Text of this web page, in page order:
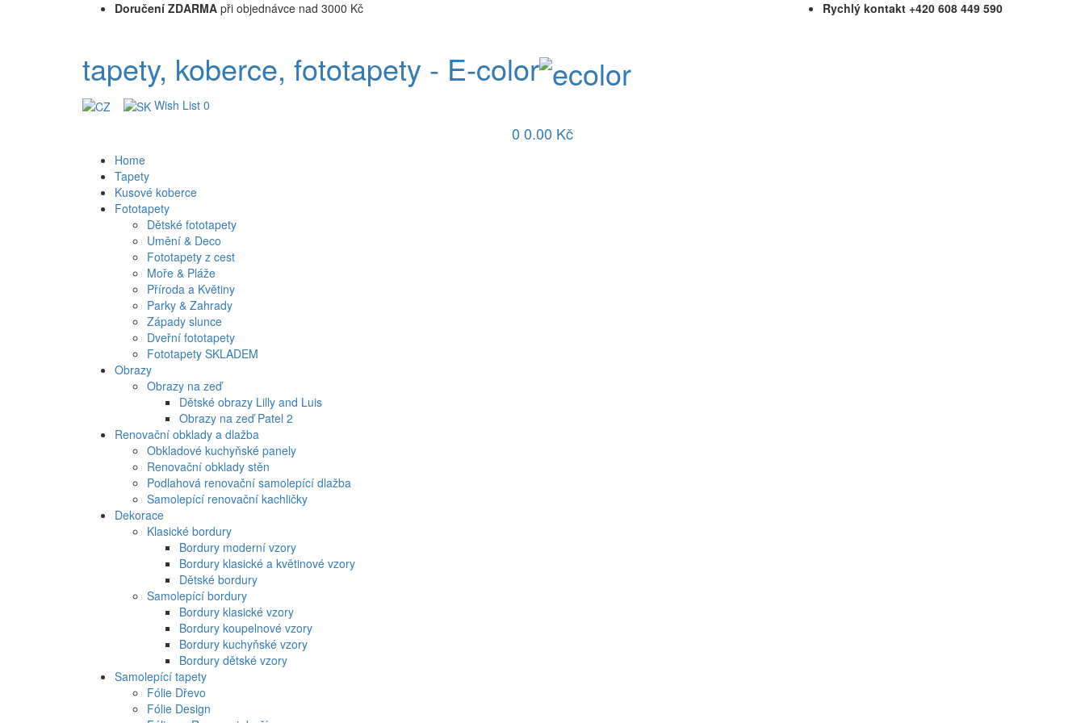
Doručení ZDARMA při objednávce nad 3000 Kč Rychlý kontakt +420 608 449 590
tapety, koberce, fototapety - E-color
Wish List 0
0 0.00 Kč
Home
Tapety
Kusové koberce
Fototapety
Dětské fototapety
Umění & Deco
Fototapety z cest
Moře & Pláže
Příroda a Květiny
Parky & Zahrady
Západy slunce
Dveřní fototapety
Fototapety SKLADEM
Obrazy
Obrazy na zeď
Dětské obrazy Lilly and Luis
Obrazy na zeď Patel 2
Renovační obklady a dlažba
Obkladové kuchyňské panely
Renovační obklady stěn
Podlahová renovační samolepící dlažba
Samolepící renovační kachličky
Dekorace
Klasické bordury
Bordury moderní vzory
Bordury klasické a květinové vzory
Dětské bordury
Samolepící bordury
Bordury klasické vzory
Bordury koupelnové vzory
Bordury kuchyňské vzory
Bordury dětské vzory
Samolepící tapety
Fólie Dřevo
Fólie Design